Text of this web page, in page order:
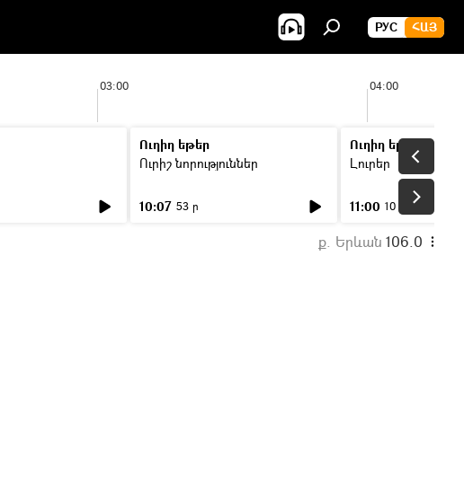
РУС ՀԱՅ
03:00 04:00
Ուղիղ եթեր
Ուրիշ նորություններ
10:07 53 ր
Ուղիղ եթեր
Լուրեր
11:00 10 ր
ք. Երևան 106.0